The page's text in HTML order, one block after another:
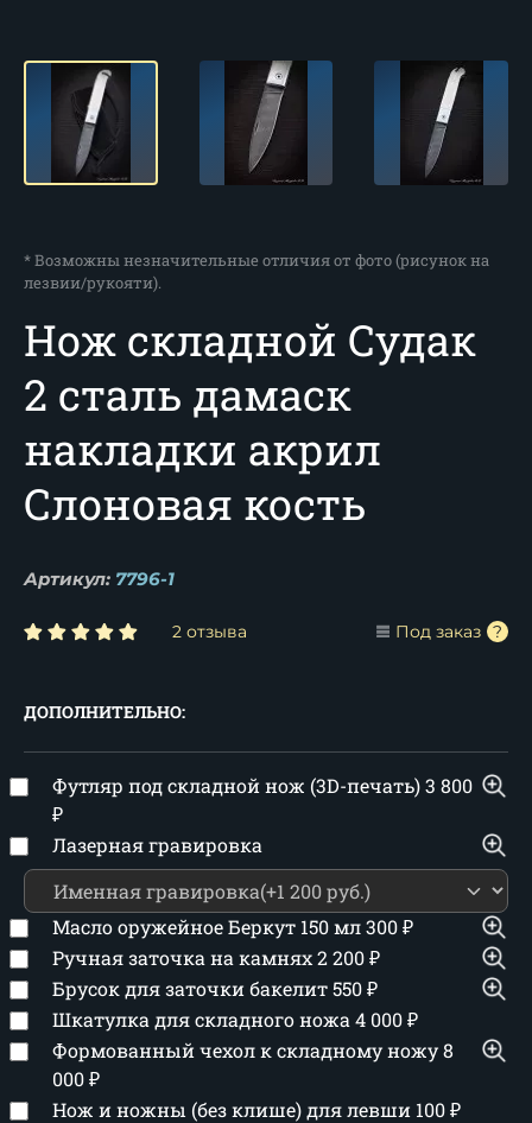
* Возможны незначительные отличия от фото (рисунок на
лезвии/рукояти).
Нож складной Судак
2 сталь дамаск
накладки акрил
Слоновая кость
Артикул: 7796-1
2 отзыва Под заказ
ДОПОЛНИТЕЛЬНО:
Футляр под складной нож (3D-печать)3 800
₽
Лазерная гравировка
Масло оружейное Беркут 150 мл300₽
Ручная заточка на камнях2 200₽
Брусок для заточки бакелит550₽
Шкатулка для складного ножа 4 000₽
Формованный чехол к складному ножу8
000₽
Нож и ножны (без клише) для левши 100₽